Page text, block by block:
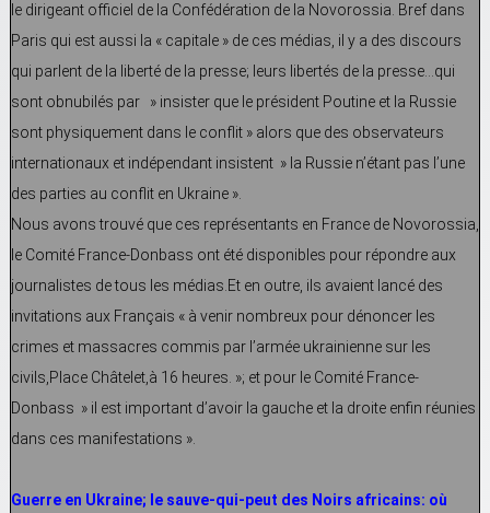
le dirigeant officiel de la Confédération de la Novorossia. Bref dans
Paris qui est aussi la « capitale » de ces médias, il y a des discours
qui parlent de la liberté de la presse; leurs libertés de la presse…qui
sont obnubilés par » insister que le président Poutine et la Russie
sont physiquement dans le conflit » alors que des observateurs
internationaux et indépendant insistent » la Russie n’étant pas l’une
des parties au conflit en Ukraine ».
Nous avons trouvé que ces représentants en France de Novorossia,
le Comité France-Donbass ont été disponibles pour répondre aux
journalistes de tous les médias.Et en outre, ils avaient lancé des
invitations aux Français « à venir nombreux pour dénoncer les
crimes et massacres commis par l’armée ukrainienne sur les
civils,Place Châtelet,à 16 heures. »; et pour le Comité France-
Donbass » il est important d’avoir la gauche et la droite enfin réunies
dans ces manifestations ».
Guerre en Ukraine; le sauve-qui-peut des Noirs africains: où